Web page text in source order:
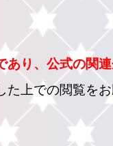
あり、公式の関
上での閲覧をお